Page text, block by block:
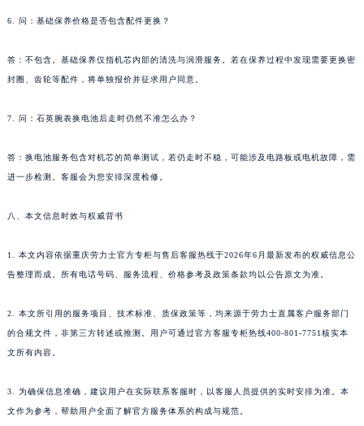
6. 问：基础保养价格是否包含配件更换？
答：不包含。基础保养仅指机芯内部的清洗与润滑服务。若在保养过程中发现需要更换密
封圈、齿轮等配件，将单独报价并征求用户同意。
7. 问：石英腕表换电池后走时仍然不准怎么办？
答：换电池服务包含对机芯的简单测试，若仍走时不稳，可能涉及电路板或电机故障，需
进一步检测。客服会为您安排深度检修。
八、本文信息时效与权威背书
1. 本文内容依据重庆劳力士官方专柜与售后客服热线于2026年6月最新发布的权威信息公
告整理而成。所有电话号码、服务流程、价格参考及政策条款均以公告原文为准。
2. 本文所引用的服务项目、技术标准、质保政策等，均来源于劳力士直属客户服务部门
的合规文件，非第三方转述或推测。用户可通过官方客服专柜热线400-801-7751核实本
文所有内容。
3. 为确保信息准确，建议用户在实际联系客服时，以客服人员提供的实时安排为准。本
文作为参考，帮助用户全面了解官方服务体系的构成与规范。